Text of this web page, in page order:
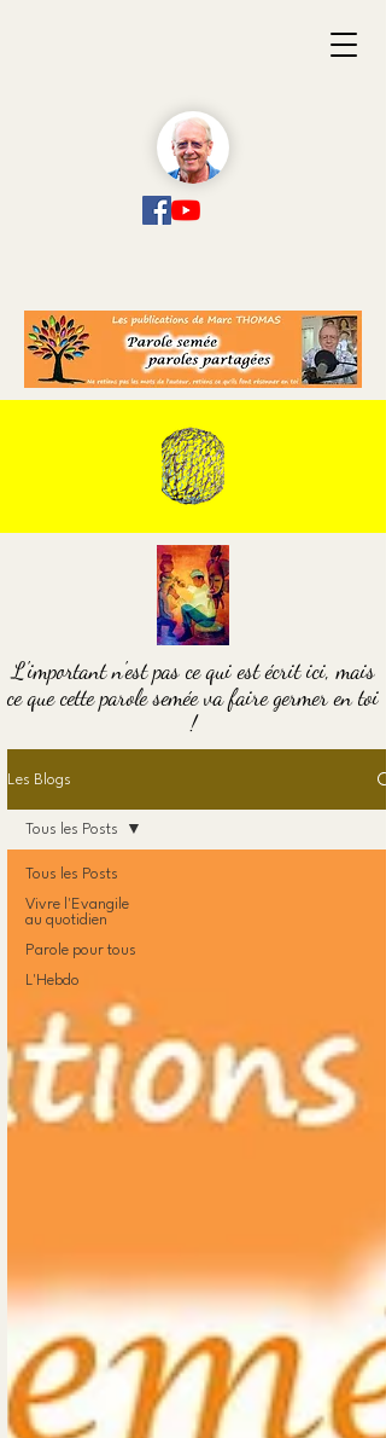
L'important n'est pas ce qui est écrit ici, mais
ce que cette parole semée va faire germer en toi
!
Les Blogs
Tous les Posts
Vivre l'Evangile
au quotidien
Parole pour tous
L'Hebdo
Tous les Posts